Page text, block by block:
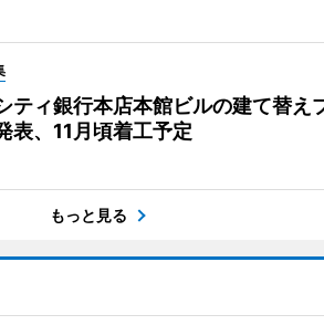
ティ銀行本店本館ビルの建て替え
表、11月頃着工予定
もっと見る